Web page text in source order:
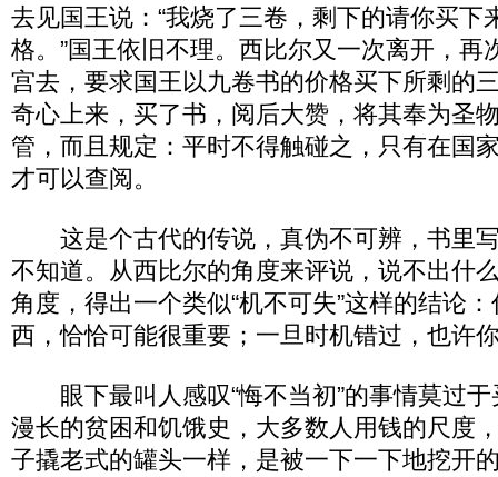
去见国王说：“我烧了三卷，剩下的请你买下
格。”国王依旧不理。西比尔又一次离开，再
宫去，要求国王以九卷书的价格买下所剩的
奇心上来，买了书，阅后大赞，将其奉为圣
管，而且规定：平时不得触碰之，只有在国
才可以查阅。
这是个古代的传说，真伪不可辨，书里
不知道。从西比尔的角度来评说，说不出什
角度，得出一个类似“机不可失”这样的结论
西，恰恰可能很重要；一旦时机错过，也许
眼下最叫人感叹“悔不当初”的事情莫过于
漫长的贫困和饥饿史，大多数人用钱的尺度
子撬老式的罐头一样，是被一下一下地挖开